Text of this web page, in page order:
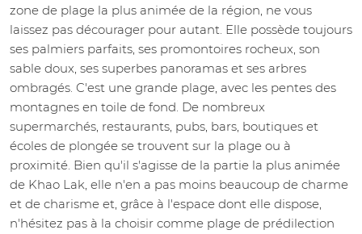
zone de plage la plus animée de la région, ne vous
laissez pas décourager pour autant. Elle possède toujours
ses palmiers parfaits, ses promontoires rocheux, son
sable doux, ses superbes panoramas et ses arbres
ombragés. C'est une grande plage, avec les pentes des
montagnes en toile de fond. De nombreux
supermarchés, restaurants, pubs, bars, boutiques et
écoles de plongée se trouvent sur la plage ou à
proximité. Bien qu'il s'agisse de la partie la plus animée
de Khao Lak, elle n'en a pas moins beaucoup de charme
et de charisme et, grâce à l'espace dont elle dispose,
n'hésitez pas à la choisir comme plage de prédilection